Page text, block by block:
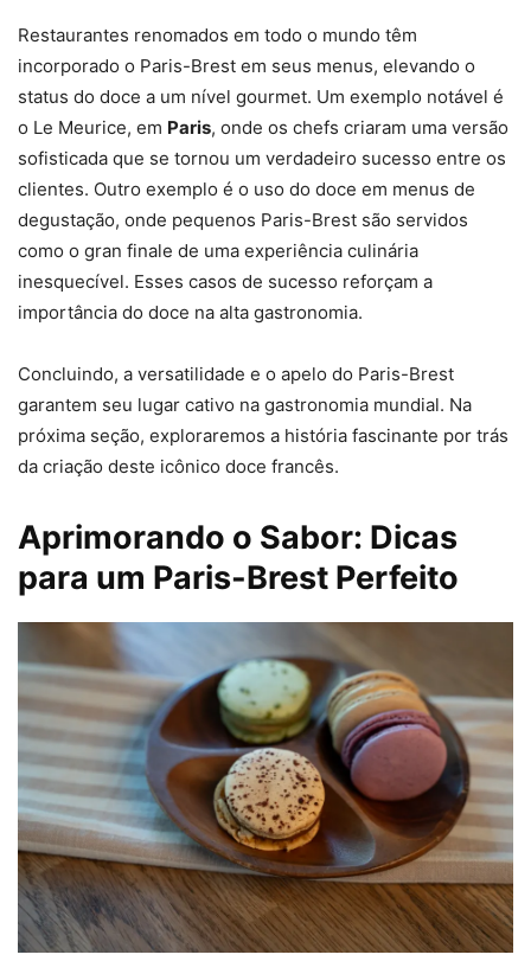
Restaurantes renomados em todo o mundo têm
incorporado o Paris-Brest em seus menus, elevando o
status do doce a um nível gourmet. Um exemplo notável é
o Le Meurice, em Paris, onde os chefs criaram uma versão
sofisticada que se tornou um verdadeiro sucesso entre os
clientes. Outro exemplo é o uso do doce em menus de
degustação, onde pequenos Paris-Brest são servidos
como o gran finale de uma experiência culinária
inesquecível. Esses casos de sucesso reforçam a
importância do doce na alta gastronomia.
Concluindo, a versatilidade e o apelo do Paris-Brest
garantem seu lugar cativo na gastronomia mundial. Na
próxima seção, exploraremos a história fascinante por trás
da criação deste icônico doce francês.
Aprimorando o Sabor: Dicas
para um Paris-Brest Perfeito